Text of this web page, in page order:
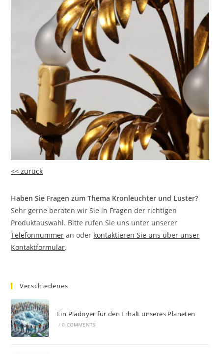
<< zurück
Haben Sie Fragen zum Thema Kronleuchter und Luster?
Sehr gerne beraten wir Sie in Fragen der richtigen
Produktauswahl. Bitte rufen Sie uns unter unserer
Telefonnummer an oder kontaktieren Sie uns über unser
Kontaktformular.
Verschiedenes
Ein Plädoyer für den Erhalt unseres Planeten
/ 0 COMMENTS